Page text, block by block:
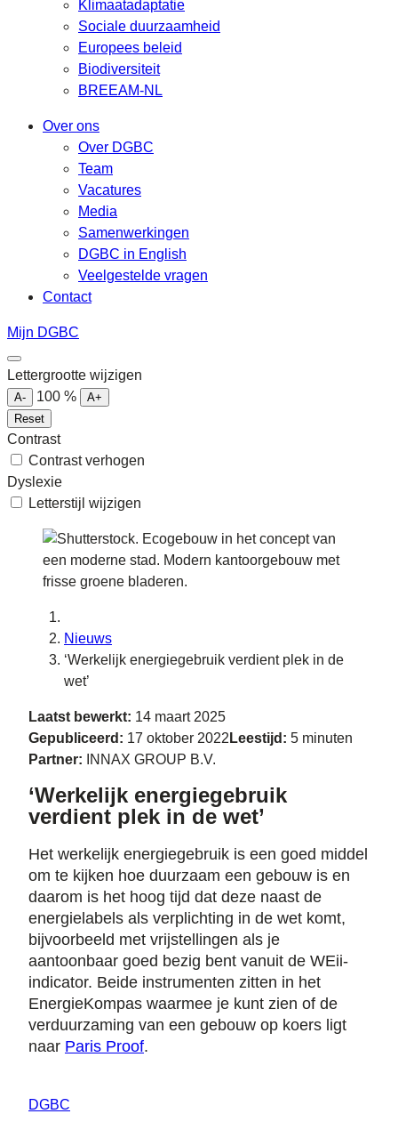
Klimaatadaptatie
Sociale duurzaamheid
Europees beleid
Biodiversiteit
BREEAM-NL
Over ons
Over DGBC
Team
Vacatures
Media
Samenwerkingen
DGBC in English
Veelgestelde vragen
Contact
Mijn DGBC
Lettergrootte wijzigen
A- 100 %
A+
Reset
Contrast
Contrast verhogen
Dyslexie
Letterstijl wijzigen
Nieuws
‘Werkelijk energiegebruik verdient plek in de
wet’
Laatst bewerkt: 14 maart 2025
Gepubliceerd: 17 oktober 2022 Leestijd: 5 minuten
Partner:
INNAX GROUP B.V.
‘Werkelijk energiegebruik
verdient plek in de wet’
Het werkelijk energiegebruik is een goed middel
om te kijken hoe duurzaam een gebouw is en
daarom is het hoog tijd dat deze naast de
energielabels als verplichting in de wet komt,
bijvoorbeeld met vrijstellingen als je
aantoonbaar goed bezig bent vanuit de WEii-
indicator. Beide instrumenten zitten in het
EnergieKompas waarmee je kunt zien of de
verduurzaming van een gebouw op koers ligt
naar Paris Proof.
DGBC